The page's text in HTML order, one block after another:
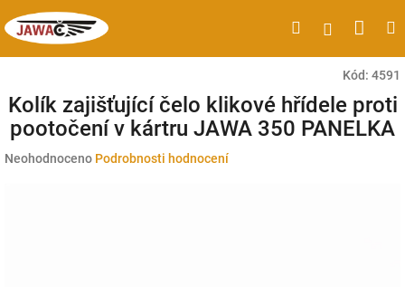
na
obsah
HledatPřihlášení
Kód: 4591
Kolík zajišťující čelo klikové hřídele proti
pootočení v kártru JAWA 350 PANELKA
Průměrné
Neohodnoceno Podrobnosti hodnocení